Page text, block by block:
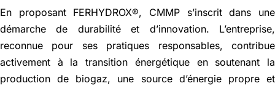
En proposant FERHYDROX®, CMMP s’inscrit dans une
démarche de durabilité et d’innovation. L’entreprise,
reconnue pour ses pratiques responsables, contribue
activement à la transition énergétique en soutenant la
production de biogaz, une source d’énergie propre et